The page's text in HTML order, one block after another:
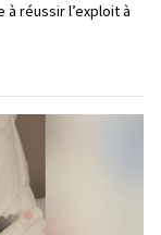
réussir l’exploit à